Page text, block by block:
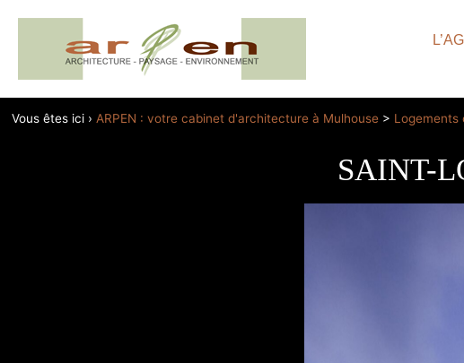
Vous êtes ici › ARPEN : votre cabinet d'architecture à Mulhouse > Logements
SAINT-